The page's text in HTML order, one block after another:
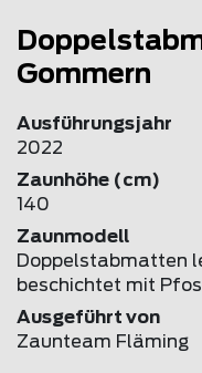
Gommern
Ausführungsjahr
2022
Zaunhöhe (cm)
140
Zaunmodell
Doppelstabmatten
beschichtet mit
Ausgeführt von
Zaunteam Fläming